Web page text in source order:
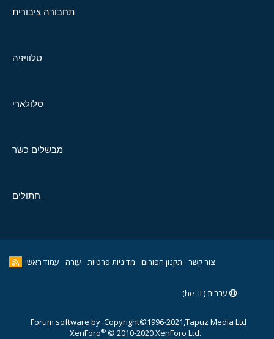
תחבורה ציבורית
טלוויזיה
סלולארי
מבשלים כשר
חתולים
צור קשר תקנון הפורום מדיניות פרטיות עזרה עמוד ראשי
עברית (he_IL)
Copyright©1996-2021,Tapuz Media Ltd.
Forum software by
XenForo® © 2010-2020 XenForo Ltd.